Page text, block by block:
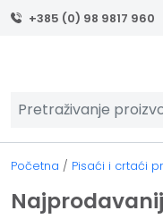
Skip to main content
+385 (0) 98 9817 960
Početna / Pisaći i crtaći